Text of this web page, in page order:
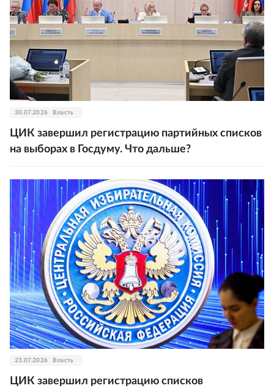
30.07.2026 Власть
ЦИК завершил регистрацию партийных списков
на выборах в Госдуму. Что дальше?
23.07.2026 Власть
ЦИК завершил регистрацию списков